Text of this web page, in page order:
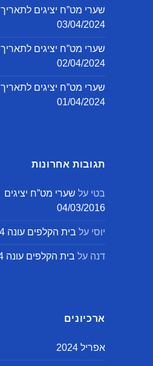
שערי מט”ח יציגים לתאריך
03/04/2024
שערי מט”ח יציגים לתאריך
02/04/2024
שערי מט”ח יציגים לתאריך
01/04/2024
תגובות אחרונות
בטי על שערי מט”ח יציגים
04/03/2016
יוסי על בית הקלפים עונה 4
דנה על בית הקלפים עונה 4
ארכיונים
אפריל 2024